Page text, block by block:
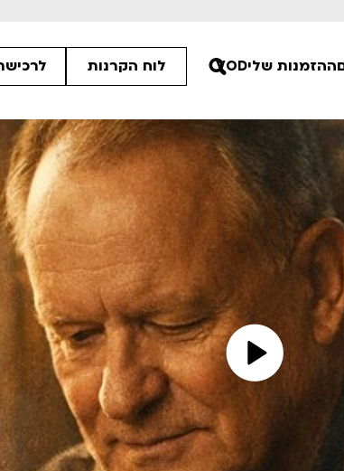
פסטיבל אנימיקס 2026
לפרטים
ההזמנות שליVOD לוח הקרנות